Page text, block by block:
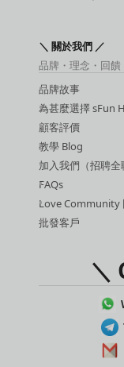
＼ 關於我們 ／
品牌・理念・回饋
品牌故事
為甚麼選擇 sFun
顧客評價
教學 Blog
加入我們（招聘全
FAQs
Love Community
批發客戶
＼